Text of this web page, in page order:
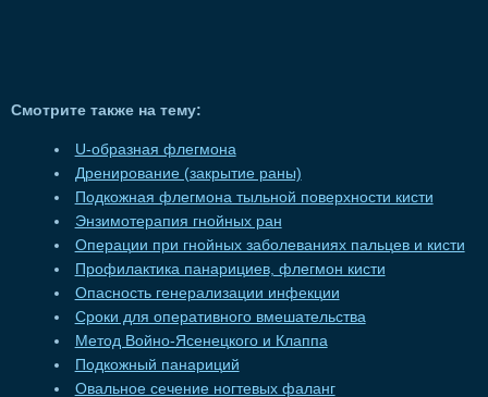
Смотрите также на тему:
U-образная флегмона
Дренирование (закрытие раны)
Подкожная флегмона тыльной поверхности кисти
Энзимотерапия гнойных ран
Операции при гнойных заболеваниях пальцев и кисти
Профилактика панарициев, флегмон кисти
Опасность генерализации инфекции
Сроки для оперативного вмешательства
Метод Войно-Ясенецкого и Клаппа
Подкожный панариций
Овальное сечение ногтевых фаланг